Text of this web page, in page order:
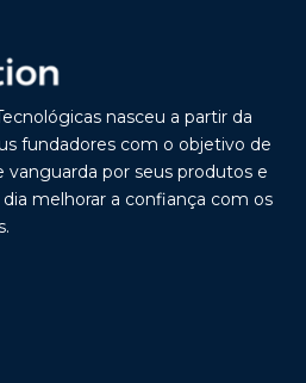
nasceu a partir da
fundadores com o objetivo de
por seus produtos e
melhorar a confiança com os